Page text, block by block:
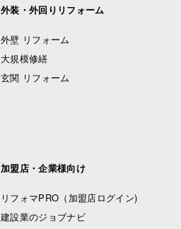
外装・外回りリフォーム
外壁 リフォーム
大規模修繕
玄関 リフォーム
加盟店・企業様向け
リフォマPRO （加盟店ログイン)
建設業のジョブナビ